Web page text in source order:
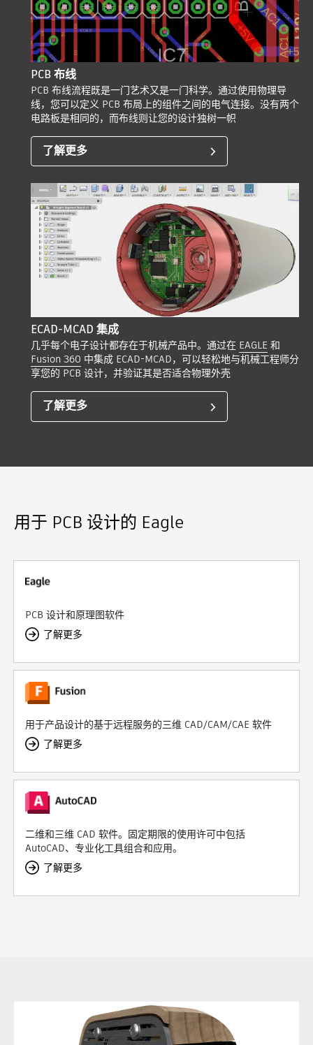
PCB 布线
PCB 布线流程既是一门艺术又是一门科学。通过使用物理导
线，您可以定义 PCB 布局上的组件之间的电气连接。没有两个
电路板是相同的，而布线则让您的设计独树一帜
了解更多
ECAD-MCAD 集成
几乎每个电子设计都存在于机械产品中。通过在 EAGLE 和
Fusion 360 中集成 ECAD-MCAD，可以轻松地与机械工程师分
享您的 PCB 设计，并验证其是否适合物理外壳
了解更多
用于 PCB 设计的 Eagle
PCB 设计和原理图软件
了解更多
用于产品设计的基于远程服务的三维 CAD/CAM/CAE 软件
了解更多
二维和三维 CAD 软件。固定期限的使用许可中包括
AutoCAD、专业化工具组合和应用。
了解更多